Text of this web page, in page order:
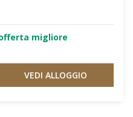
migliore
VEDI ALLOGGIO